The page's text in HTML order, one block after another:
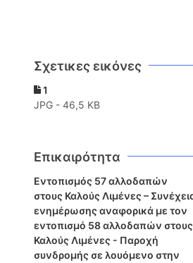
Σχετικες εικόνες
1
JPG - 46,5 KB
Επικαιρότητα
Εντοπισμός 57 αλλοδαπών
στους Καλούς Λιμένες –
ενημέρωσης αναφορικά με τον
εντοπισμό 58 αλλοδαπών στους
Καλούς Λιμένες - Παροχή
συνδρομής σε λουόμενο στην